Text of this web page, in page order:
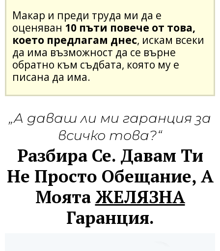
Макар и преди труда ми да е
оценяван 10 пъти повече от това,
което предлагам днес, искам всеки
да има възможност да се върне
обратно към съдбата, която му е
писана да има.
„А даваш ли ми гаранция за
всичко това?“
Разбира Се. Давам Ти
Не Просто Обещание, А
МоятаЖЕЛЯЗНА
Гаранция.